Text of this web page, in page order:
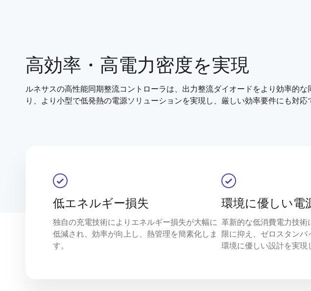
高効率・高電力密度を実現
ルネサスの高性能同期整流コントローラは、出力整流ダイオードをより効率的
り、より小型で低発熱の電源ソリューションを実現し、厳しい効率要件にも対応
低エネルギー損失
独自の充電技術によりエネルギー損失が大幅に
低減され、効率が向上し、熱管理を簡素化しま
す。
環境に優しい電
革新的な低消費電力技
限に抑え、ゼロスタンバ
環境に優しい設計を実現